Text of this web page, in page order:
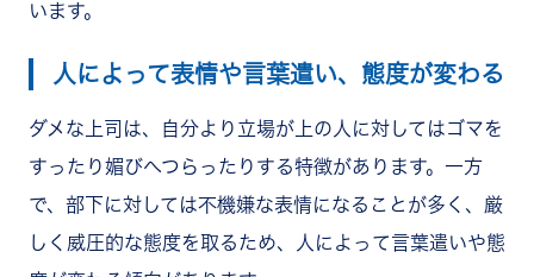
います。
人によって表情や言葉遣い、態度が変わる
ダメな上司は、自分より立場が上の人に対してはゴマを
すったり媚びへつらったりする特徴があります。一方
で、部下に対しては不機嫌な表情になることが多く、厳
しく威圧的な態度を取るため、人によって言葉遣いや態